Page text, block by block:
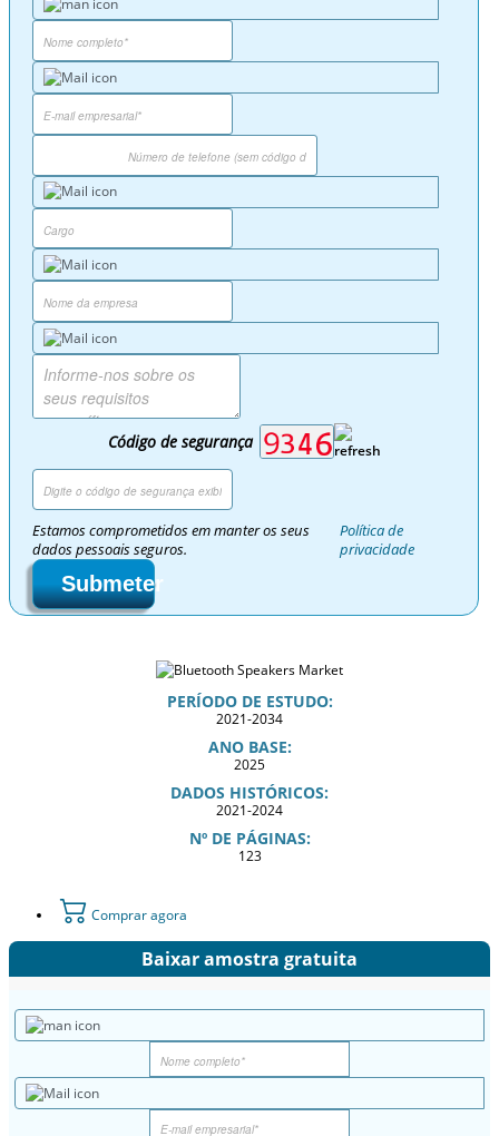
Código de segurança
Estamos comprometidos em manter os seus
dados pessoais seguros.
Política de
privacidade
Submeter
PERÍODO DE ESTUDO:
2021-2034
ANO BASE:
2025
DADOS HISTÓRICOS:
2021-2024
Nº DE PÁGINAS:
123
Comprar agora
Baixar amostra gratuita